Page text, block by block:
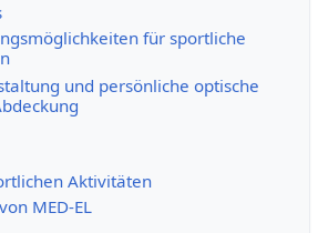
für sportliche
und persönliche optische
Aktivitäten
MED-EL